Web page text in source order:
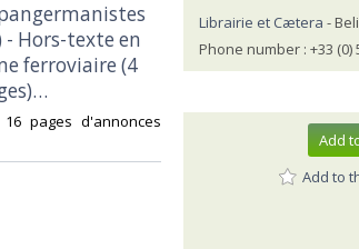
- Hors-texte en
ferroviaire (4
pages d'annonces
Librairie et Cætera -
Phone number : +33 (0)
Add
Add to